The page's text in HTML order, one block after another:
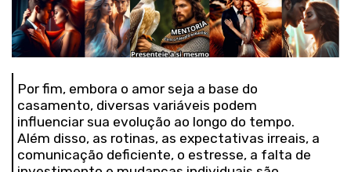
Por fim, embora o amor seja a base do
casamento, diversas variáveis podem
influenciar sua evolução ao longo do tempo.
Além disso, as rotinas, as expectativas irreais, a
comunicação deficiente, o estresse, a falta de